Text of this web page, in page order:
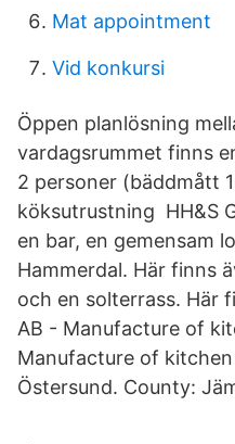
Mat appointment
Vid konkursi
Öppen planlösning
vardagsrummet finns
2 personer (bäddmått
köksutrustning HH&S
en bar, en gemensam
Hammerdal. Här finns
och en solterrass. Här
AB - Manufacture of
Manufacture of
Östersund. County: